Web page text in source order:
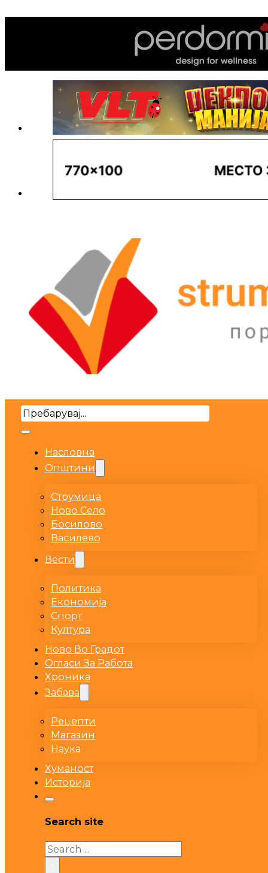
Search
Насловна
Општини
Струмица
Ново Село
Босилово
Василево
Вести
Политика
Економија
Спорт
Култура
Ново Во Градот
Огласи За Работа
Хроника
Забава
Рецепти
Магазин
Наука
Хуманост
Историја
Search site
Search